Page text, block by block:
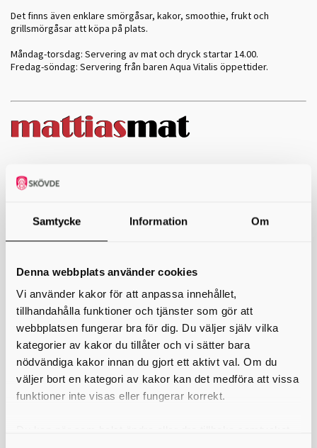
Samtycke Information Om
Denna webbplats använder cookies
Vi använder kakor för att anpassa innehållet,
tillhandahålla funktioner och tjänster som gör att
webbplatsen fungerar bra för dig. Du väljer själv vilka
kategorier av kakor du tillåter och vi sätter bara
nödvändiga kakor innan du gjort ett aktivt val. Om du
väljer bort en kategori av kakor kan det medföra att vissa
funktioner inte visas eller fungerar korrekt.
Det finns även enklare smörgåsar, kakor, smoothie, frukt och
grillsmörgåsar att köpa på plats.
Måndag-torsdag: Servering av mat och dryck startar 14.00.
Fredag-söndag: Servering från baren Aqua Vitalis öppettider.
RELAXMENY
Tekaka toppas med handskalade räkor, kokt ägg, syrad rödlök, citron
och majonnäs.
"Grön" Ceasarsallad 179 kr
Romansallad, tofu, cocktailtomat, syrad rödlök, caesardressing,
krutonger och lagrad hårdost.
Ceasarsallad 179 kr
Romansallad, Kyckling, Bacon, Cocktailtomat, syrad rödlök,